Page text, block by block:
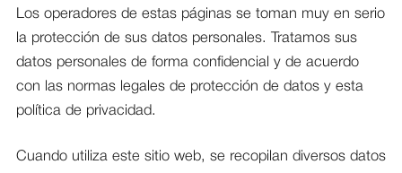
Los operadores de estas páginas se toman muy en serio
la protección de sus datos personales. Tratamos sus
datos personales de forma confidencial y de acuerdo
con las normas legales de protección de datos y esta
política de privacidad.
Cuando utiliza este sitio web, se recopilan diversos datos